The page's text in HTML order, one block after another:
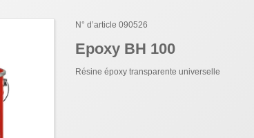
N° d’article 090526
Epoxy BH 100
Résine époxy transparente universelle